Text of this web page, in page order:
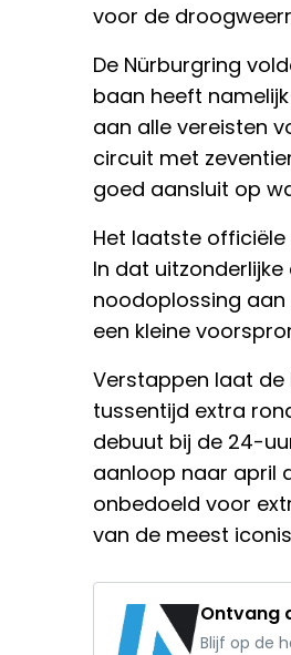
voor de
De Nürburgring
baan heeft
aan alle vereisten
circuit met
goed aansluit op
Het laatste officiële
In dat
noodoplossing aan
een kleine
Verstappen laat de
tussentijd extra
debuut bij de 24-
aanloop naar april
onbedoeld voor
van de meest
Ontvang
Blijf op de